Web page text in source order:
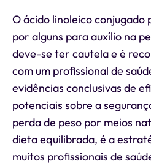
O ácido linoleico conjugado
por alguns para auxílio na
deve-se ter cautela e é
com um profissional de
evidências conclusivas de
potenciais sobre a
perda de peso por meios
dieta equilibrada, é a
muitos profissionais de